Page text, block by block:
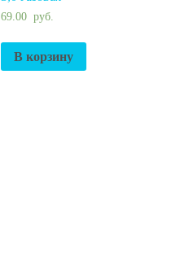
69.00 руб.
В корзину